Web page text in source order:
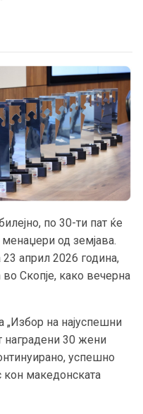
по 30-ти пат ќе
од земјава.
април 2026 година,
Скопје, како вечерна
„Избор на најуспешни
наградени 30 жени
успешно
македонската